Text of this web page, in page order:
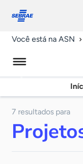
conosco
Você está na ASN
7 resultados para